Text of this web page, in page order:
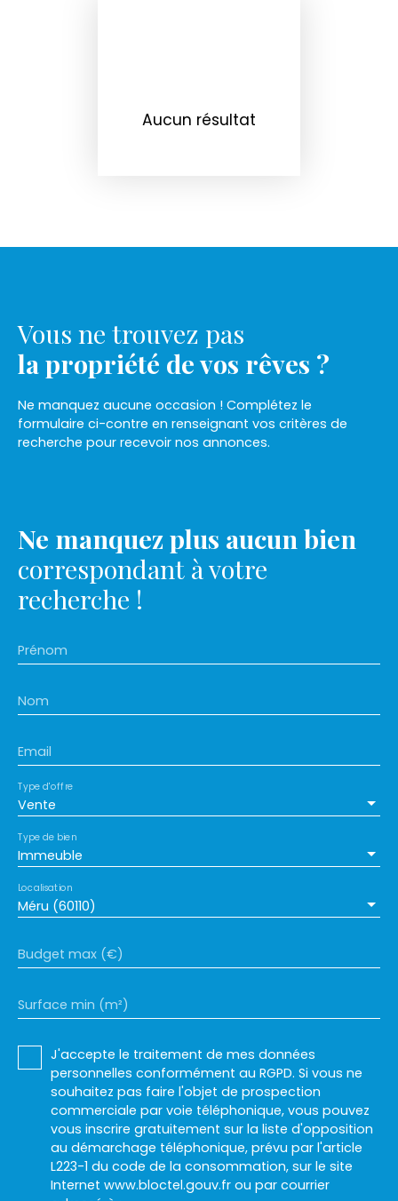
Aucun résultat
Vous ne trouvez pas
la propriété de vos rêves ?
Ne manquez aucune occasion ! Complétez le
formulaire ci-contre en renseignant vos critères de
recherche pour recevoir nos annonces.
Ne manquez plus aucun bien
correspondant à votre
recherche !
Prénom
Nom
Email
Vente
Type d'offre
Immeuble
Type de bien
Méru (60110)
Localisation
Budget max (€)
Surface min (m²)
J'accepte le traitement de mes données
personnelles conformément au RGPD. Si vous ne
souhaitez pas faire l'objet de prospection
commerciale par voie téléphonique, vous pouvez
vous inscrire gratuitement sur la liste d'opposition
au démarchage téléphonique, prévu par l'article
L223-1 du code de la consommation, sur le site
Internet www.bloctel.gouv.fr ou par courrier